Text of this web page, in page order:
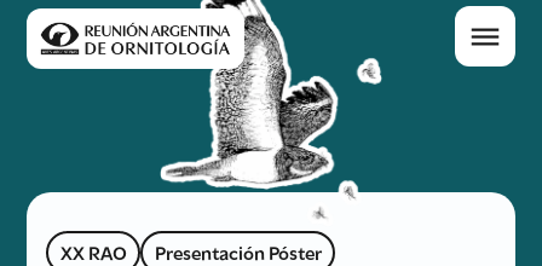
XX RAO Presentación Póster